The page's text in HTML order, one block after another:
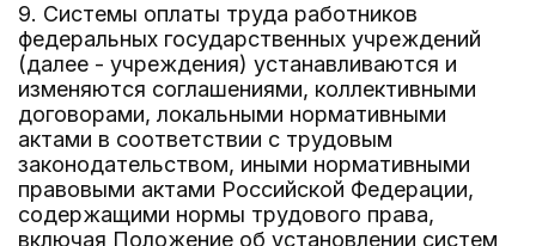
9. Системы оплаты труда работников
федеральных государственных учреждений
(далее - учреждения) устанавливаются и
изменяются соглашениями, коллективными
договорами, локальными нормативными
актами в соответствии с трудовым
законодательством, иными нормативными
правовыми актами Российской Федерации,
содержащими нормы трудового права,
включая Положение об установлении систем